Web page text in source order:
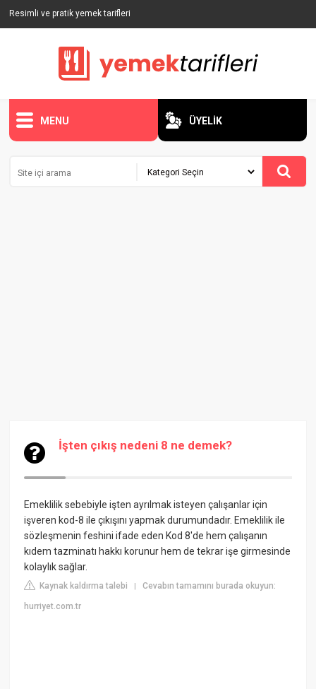
Resimli ve pratik yemek tarifleri
MENU ÜYELİK
İşten çıkış nedeni 8 ne demek?
Emeklilik sebebiyle işten ayrılmak isteyen çalışanlar için
işveren kod-8 ile çıkışını yapmak durumundadır. Emeklilik ile
sözleşmenin feshini ifade eden Kod 8'de hem çalışanın
kıdem tazminatı hakkı korunur hem de tekrar işe girmesinde
kolaylık sağlar.
Kaynak kaldırma talebi |Cevabın tamamını burada okuyun:
hurriyet.com.tr